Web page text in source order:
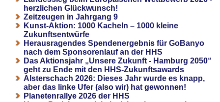
herzlichen Glückwunsch!
Zeitzeugen in Jahrgang 9
Kunst-Aktion: 1000 Kacheln – 1000 kleine
Zukunftsentwürfe
Herausragendes Spendenergebnis für GoBanyo
nach dem Sponsorenlauf an der HHS
Das Aktionsjahr „Unsere Zukunft - Hamburg 2050“
geht zu Ende mit den HHS-Zukunftsawards
Alsterschach 2026: Dieses Jahr wurde es knapp,
aber das linke Ufer (also wir) hat gewonnen!
Planetenrallye 2026 der HHS